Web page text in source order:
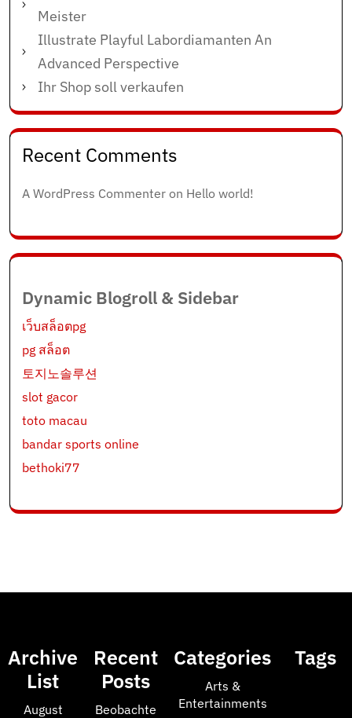
Meister
Illustrate Playful Labordiamanten An
Advanced Perspective
Ihr Shop soll verkaufen
Recent Comments
A WordPress Commenter on Hello world!
Dynamic Blogroll & Sidebar
เว็บสล็อตpg
pg สล็อต
토지노솔루션
slot gacor
toto macau
bandar sports online
bethoki77
Archive
List
August
Recent
Posts
Beobachte
Categories
Arts &
Entertainments
Tags